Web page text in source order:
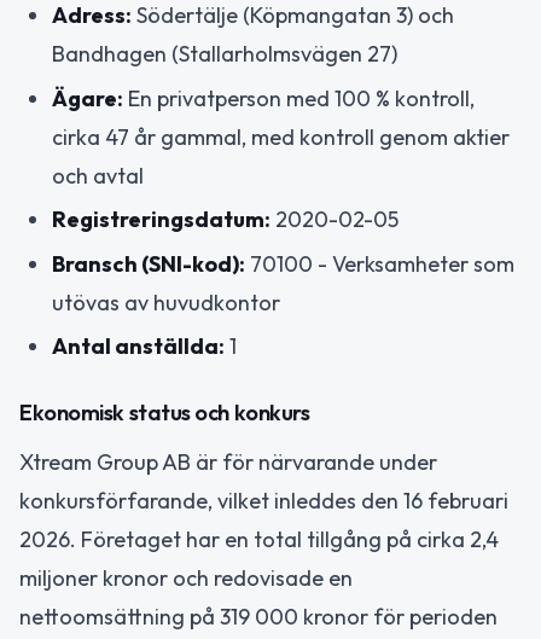
Adress: Södertälje (Köpmangatan 3) och
Bandhagen (Stallarholmsvägen 27)
Ägare: En privatperson med 100 % kontroll,
cirka 47 år gammal, med kontroll genom aktier
och avtal
Registreringsdatum: 2020-02-05
Bransch (SNI-kod): 70100 - Verksamheter som
utövas av huvudkontor
Antal anställda: 1
Ekonomisk status och konkurs
Xtream Group AB är för närvarande under
konkursförfarande, vilket inleddes den 16 februari
2026. Företaget har en total tillgång på cirka 2,4
miljoner kronor och redovisade en
nettoomsättning på 319 000 kronor för perioden